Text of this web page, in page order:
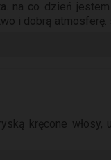
na co dzień
i dobrą atmosferę.
kręcone włosy,